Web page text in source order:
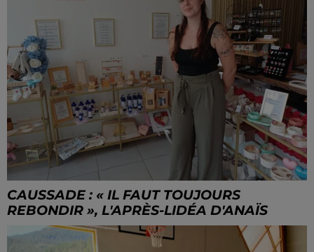
CAUSSADE : « IL FAUT TOUJOURS
REBONDIR », L'APRÈS-LIDÉA D'ANAÏS